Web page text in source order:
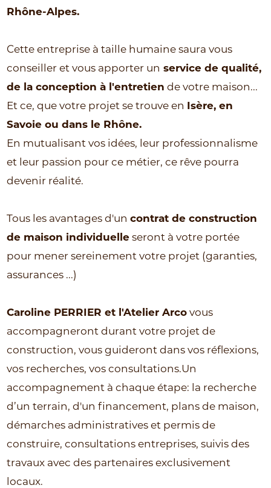
Rhône-Alpes.
Cette entreprise à taille humaine saura vous
conseiller et vous apporter un service de qualité,
de la conception à l'entretien de votre maison...
Et ce, que votre projet se trouve en Isère, en
Savoie ou dans le Rhône.
En mutualisant vos idées, leur professionnalisme
et leur passion pour ce métier, ce rêve pourra
devenir réalité.
Tous les avantages d'uncontrat de construction
de maison individuelleseront à votre portée
pour mener sereinement votre projet (garanties,
assurances ...)
Caroline PERRIER et l'Atelier Arcovous
accompagneront durant votre projet de
construction, vous guideront dans vos réflexions,
vos recherches, vos consultations.Un
accompagnement à chaque étape: la recherche
d’un terrain, d'un financement, plans de maison,
démarches administratives et permis de
construire, consultations entreprises, suivis des
travaux avec des partenaires exclusivement
locaux.